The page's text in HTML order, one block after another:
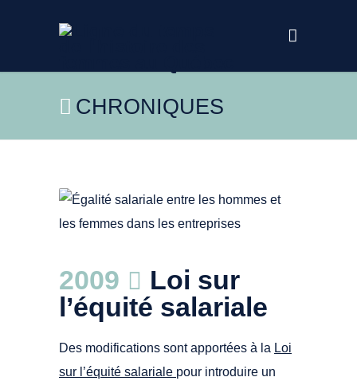
CHRONIQUES
libre/galite-salariale-entre-hommes-
femmes-dans-
2009
Loi sur
l’équité salariale
Des modifications sont apportées à la Loi
sur l’équité salariale pour introduire un